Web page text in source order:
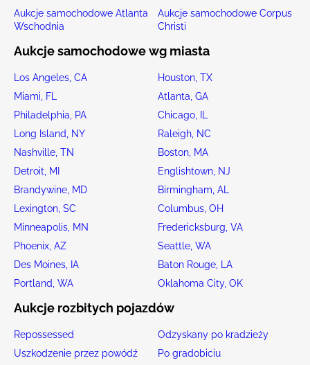
Aukcje samochodowe Atlanta
Wschodnia
Aukcje samochodowe Corpus
Christi
Aukcje samochodowe wg miasta
Los Angeles, CA
Houston, TX
Miami, FL
Atlanta, GA
Philadelphia, PA
Chicago, IL
Long Island, NY
Raleigh, NC
Nashville, TN
Boston, MA
Detroit, MI
Englishtown, NJ
Brandywine, MD
Birmingham, AL
Lexington, SC
Columbus, OH
Minneapolis, MN
Fredericksburg, VA
Phoenix, AZ
Seattle, WA
Des Moines, IA
Baton Rouge, LA
Portland, WA
Oklahoma City, OK
Aukcje rozbitych pojazdów
Repossessed
Odzyskany po kradzieży
Uszkodzenie przez powódź
Po gradobiciu